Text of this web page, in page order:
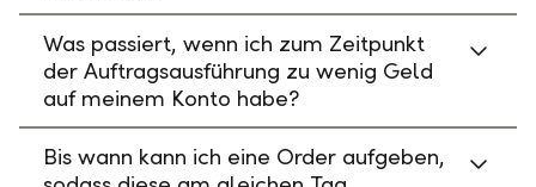
Was passiert, wenn ich zum Zeitpunkt
der Auftragsausführung zu wenig Geld
auf meinem Konto habe?
Bis wann kann ich eine Order aufgeben,